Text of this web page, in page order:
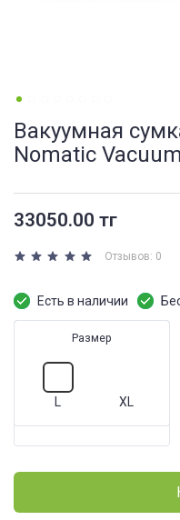
Вакуумная
Nomatic
33050.00 тг
Отзывов: 0
Есть в наличии
Размер
XL